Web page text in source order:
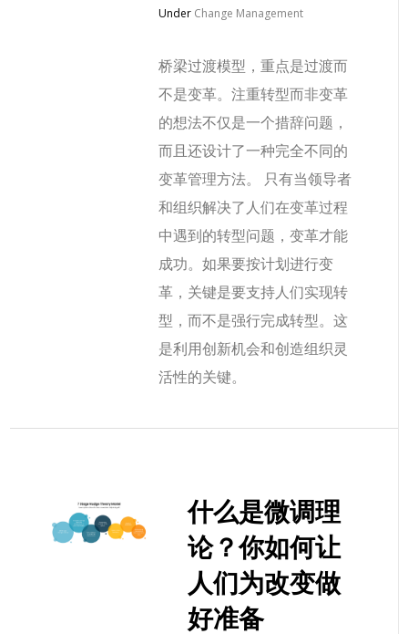
Under Change Management
桥梁过渡模型，重点是过渡而
不是变革。注重转型而非变革
的想法不仅是一个措辞问题，
而且还设计了一种完全不同的
变革管理方法。 只有当领导者
和组织解决了人们在变革过程
中遇到的转型问题，变革才能
成功。如果要按计划进行变
革，关键是要支持人们实现转
型，而不是强行完成转型。这
是利用创新机会和创造组织灵
活性的关键。
什么是微调理
论？你如何让
人们为改变做
好准备